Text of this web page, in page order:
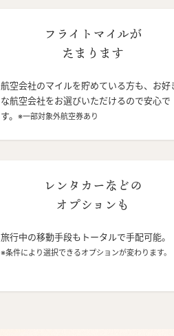
フライトマイルが
たまります
航空会社のマイルを貯めている方も、お好
な航空会社をお選びいただけるので安心で
す。 ※一部対象外航空券あり
レンタカーなどの
オプションも
旅行中の移動手段もトータルで手配可能。
※条件により選択できるオプションが変わります。